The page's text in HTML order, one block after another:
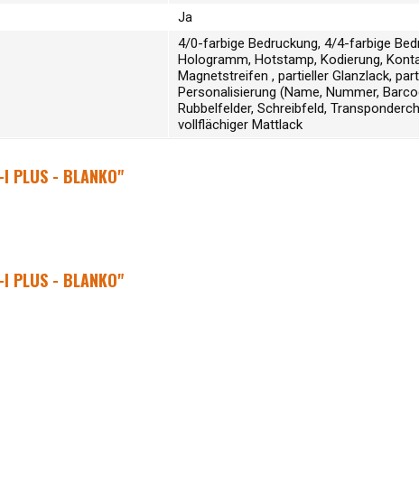
Ja
4/0-farbige Bedruckung, 4/4-farbige
Hologramm, Hotstamp, Kodierung,
Magnetstreifen , partieller Glanzlack,
Personalisierung (Name, Nummer,
Rubbelfelder, Schreibfeld,
vollflächiger Mattlack
I PLUS - BLANKO"
I PLUS - BLANKO"